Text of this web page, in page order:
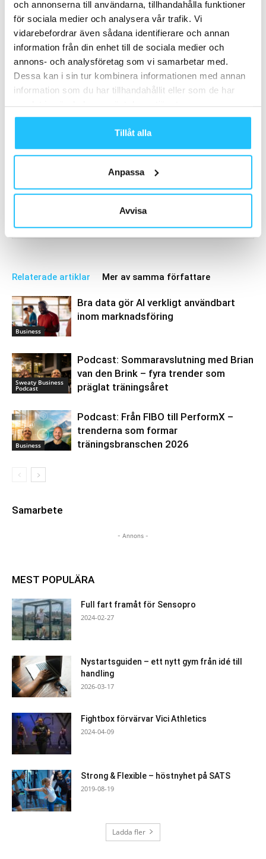
och annonserna till användarna, tillhandahålla funktioner
för sociala medier och analysera vår trafik. Vi
vidarebefordrar även sådana identifierare och annan
information från din enhet till de sociala medier och
annons- och analysföretag som vi samarbetar med.
Dessa kan i sin tur kombinera informationen med annan
information som du har tillhandahållit eller som de har
Tillåt alla
Anpassa
Avvisa
Förra artikeln
FORM CITY, Visby
Nästa artikel
Träna och tävla i Swim Run på
gymmet?
Brian van den Brink
Relaterade artiklar Mer av samma författare
Business
Bra data gör AI verkligt användbart
inom marknadsföring
Sweaty Business
Podcast
Podcast: Sommaravslutning med Brian
van den Brink – fyra trender som
präglat träningsåret
Business
Podcast: Från FIBO till PerformX –
trenderna som formar
träningsbranschen 2026
Samarbete
- Annons -
MEST POPULÄRA
Full fart framåt för Sensopro
2024-02-27
Nystartsguiden – ett nytt gym från idé till
handling
2026-03-17
Fightbox förvärvar Vici Athletics
2024-04-09
Strong & Flexible – höstnyhet på SATS
2019-08-19
Ladda fler